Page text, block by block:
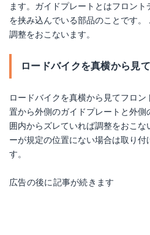
ます。ガイドプレートとはフロン
を挟み込んでいる部品のことです。
調整をおこないます。
ロードバイクを真横から見
ロードバイクを真横から見てフロ
置から外側のガイドプレートと外
囲内からズレていれば調整をおこ
ーが規定の位置にない場合は取り付
す。
広告の後に記事が続きます